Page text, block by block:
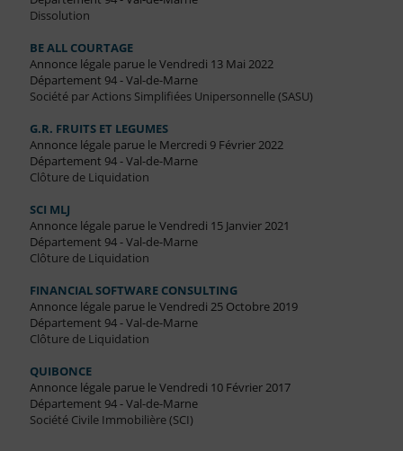
Dissolution
BE ALL COURTAGE
Annonce légale parue le Vendredi 13 Mai 2022
Département 94 - Val-de-Marne
Société par Actions Simplifiées Unipersonnelle (SASU)
G.R. FRUITS ET LEGUMES
Annonce légale parue le Mercredi 9 Février 2022
Département 94 - Val-de-Marne
Clôture de Liquidation
SCI MLJ
Annonce légale parue le Vendredi 15 Janvier 2021
Département 94 - Val-de-Marne
Clôture de Liquidation
FINANCIAL SOFTWARE CONSULTING
Annonce légale parue le Vendredi 25 Octobre 2019
Département 94 - Val-de-Marne
Clôture de Liquidation
QUIBONCE
Annonce légale parue le Vendredi 10 Février 2017
Département 94 - Val-de-Marne
Société Civile Immobilière (SCI)